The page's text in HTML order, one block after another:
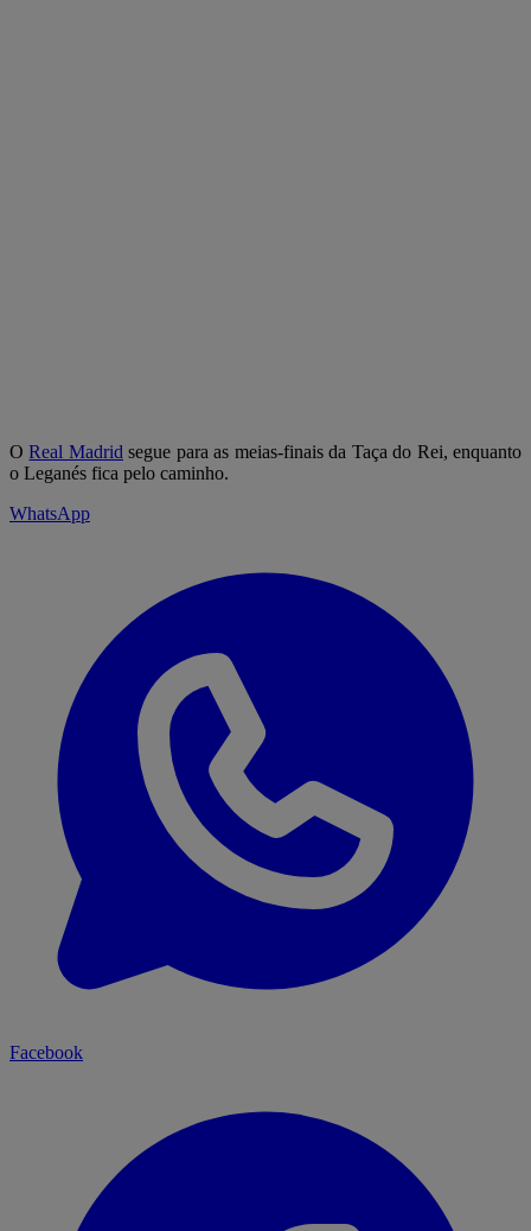
OReal Madrid segue para as meias-finais da Taça do Rei, enquanto
o Leganés fica pelo caminho.
WhatsApp
Facebook